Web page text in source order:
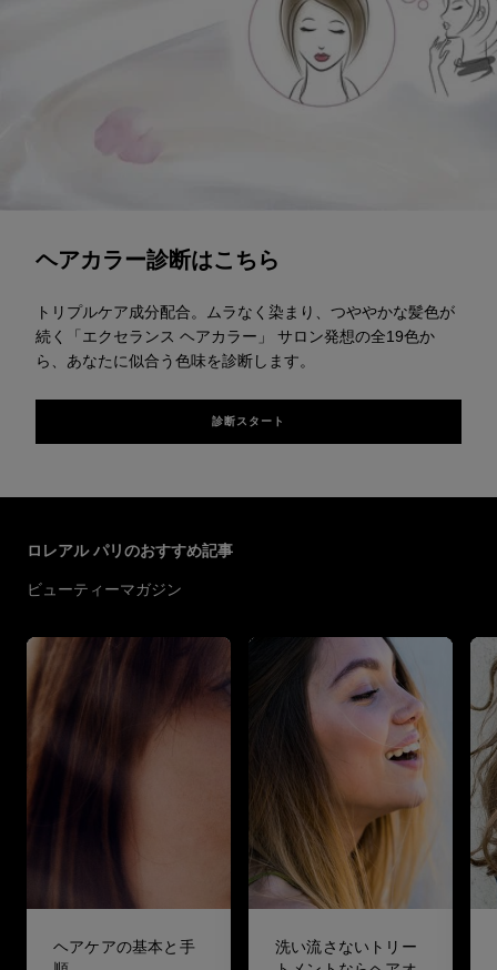
ヘアカラー診断はこちら
トリプルケア成分配合。ムラなく染まり、つややかな髪色が
続く「エクセランス ヘアカラー」 サロン発想の全19色か
ら、あなたに似合う色味を診断します。
診断スタート
ロレアル パリのおすすめ記事
ビューティーマガジン
ヘアケアの基本と手
洗い流さないトリー